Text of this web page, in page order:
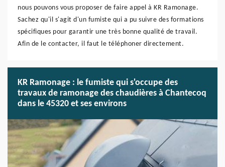
nous pouvons vous proposer de faire appel à KR Ramonage.
Sachez qu'il s'agit d'un fumiste qui a pu suivre des formations
spécifiques pour garantir une très bonne qualité de travail.
Afin de le contacter, il faut le téléphoner directement.
KR Ramonage : le fumiste qui s'occupe des
travaux de ramonage des chaudières à Chantecoq
dans le 45320 et ses environs